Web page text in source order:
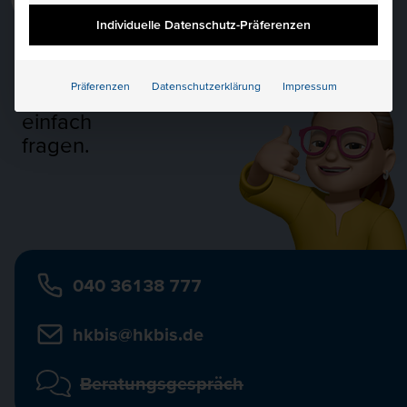
Veröffentlicht: 19.11.2025
Fragen
einfach
fragen.
040 36138 777
hkbis@hkbis.de
Beratungsgespräch
Individuelle Datenschutz-Präferenzen
Präferenzen Datenschutzerklärung Impressum